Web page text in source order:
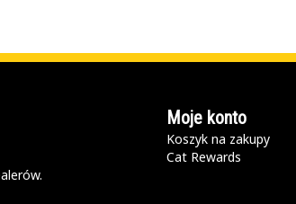
Moje konto
Koszyk na zakupy
Cat Rewards